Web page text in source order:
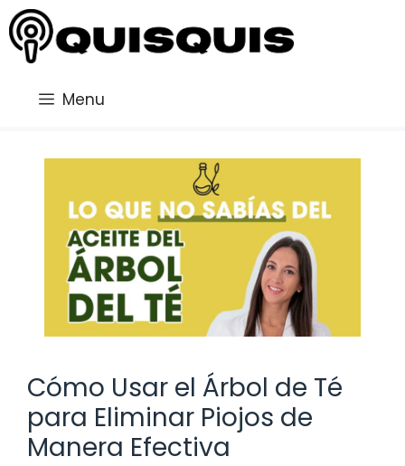
Saltar
al
contenido
Menu
Cómo Usar el Árbol de Té
para Eliminar Piojos de
Manera Efectiva